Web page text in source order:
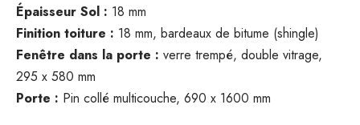
Épaisseur Sol : 18 mm
Finition toiture : 18 mm, bardeaux de bitume (shingle)
Fenêtre dans la porte : verre trempé, double vitrage,
295 x 580 mm
Porte : Pin collé multicouche, 690 x 1600 mm